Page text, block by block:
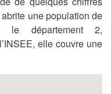
une population de
le département 2,
elle couvre une